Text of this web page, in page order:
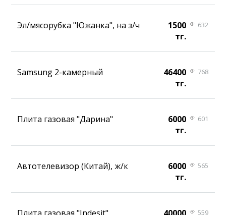
Эл/мясорубка "Южанка", на з/ч
1500
тг.
632
Samsung 2-камерный
46400
тг.
768
Плита газовая "Дарина"
6000
тг.
601
Автотелевизор (Китай), ж/к
6000
тг.
565
559